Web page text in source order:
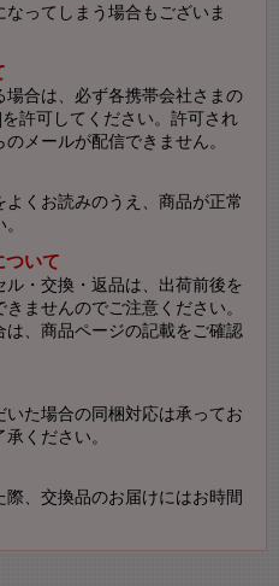
ってしまう場合もございま
場合は、必ず各携帯会社さまの
許可してください。許可され
メールが配信できません。
くお読みのうえ、商品が正常
いて
・交換・返品は、出荷前後を
ませんのでご注意ください。
は、商品ページの記載をご確認
た場合の同梱対応は承ってお
ください。
、交換品のお届けにはお時間